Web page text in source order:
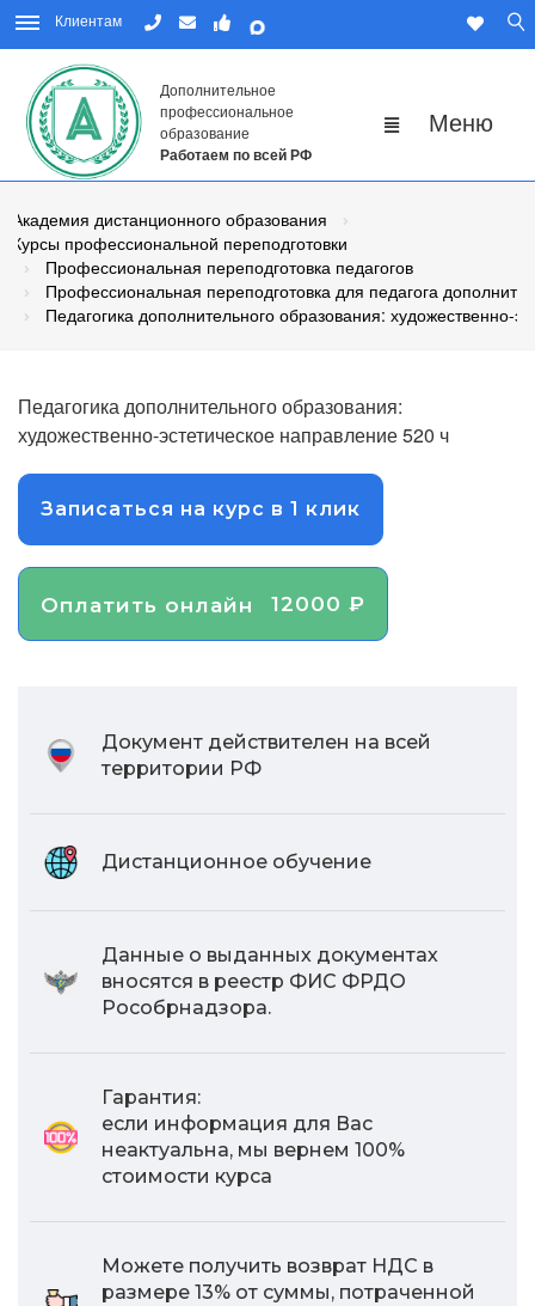
Клиентам
Дополнительное
профессиональное
образование
Работаем по всей РФ
Академия дистанционного образования
Курсы профессиональной переподготовки
Профессиональная переподготовка педагогов
Профессиональная переподготовка для педагога
Педагогика дополнительного образования: художественно-
Педагогика дополнительного образования:
художественно-эстетическое направление 520 ч
Записаться на курс в 1 клик
Оплатить онлайн 12000 ₽
Документ действителен на всей
территории РФ
Дистанционное обучение
Данные о выданных документах
вносятся в реестр ФИС ФРДО
Рособрнадзора.
Гарантия:
если информация для Вас
неактуальна, мы вернем 100%
стоимости курса
Можете получить возврат НДС в
размере 13% от суммы, потраченной